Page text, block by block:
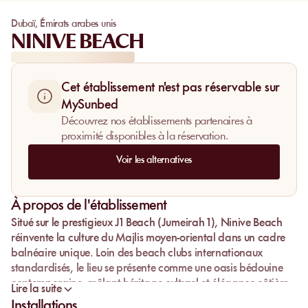
Dubaï, Émirats arabes unis
NINIVE BEACH
Cet établissement n'est pas réservable sur
MySunbed
Découvrez nos établissements partenaires à
proximité disponibles à la réservation.
Voir les alternatives
À propos de l'établissement
Situé sur le prestigieuxJ1 Beach (Jumeirah 1), Ninive Beach
réinvente la culture duMajlis moyen-oriental dans un cadre
balnéaire unique. Loin des beach clubs internationaux
standardisés, le lieu se présente comme uneoasis bédouine
contemporaine , mêlant héritage culturel et élégance côtière.
L’expérience est pensée comme un voyage à travers l’histoire
Lire la suite